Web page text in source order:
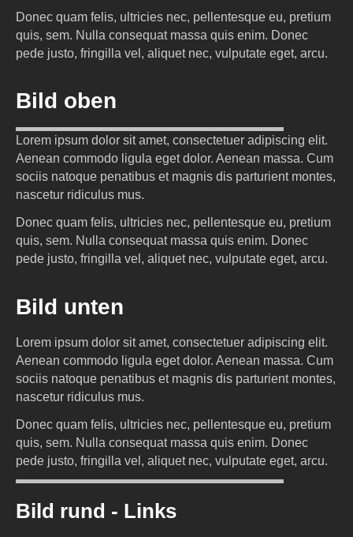
Donec quam felis, ultricies nec, pellentesque eu, pretium
quis, sem. Nulla consequat massa quis enim. Donec
pede justo, fringilla vel, aliquet nec, vulputate eget, arcu.
Bild oben
Lorem ipsum dolor sit amet, consectetuer adipiscing elit.
Aenean commodo ligula eget dolor. Aenean massa. Cum
sociis natoque penatibus et magnis dis parturient montes,
nascetur ridiculus mus.
Donec quam felis, ultricies nec, pellentesque eu, pretium
quis, sem. Nulla consequat massa quis enim. Donec
pede justo, fringilla vel, aliquet nec, vulputate eget, arcu.
Bild unten
Lorem ipsum dolor sit amet, consectetuer adipiscing elit.
Aenean commodo ligula eget dolor. Aenean massa. Cum
sociis natoque penatibus et magnis dis parturient montes,
nascetur ridiculus mus.
Donec quam felis, ultricies nec, pellentesque eu, pretium
quis, sem. Nulla consequat massa quis enim. Donec
pede justo, fringilla vel, aliquet nec, vulputate eget, arcu.
Bild rund - Links